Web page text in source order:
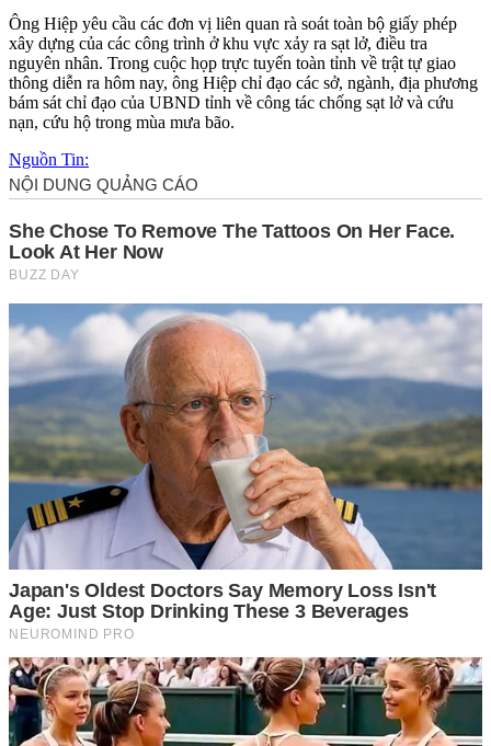
Ông Hiệp yêu cầu các đơn vị liên quan rà soát toàn bộ giấy phép
xây dựng của các công trình ở khu vực xảy ra sạt lở, điều tra
nguyên nhân. Trong cuộc họp trực tuyến toàn tỉnh về trật tự giao
thông diễn ra hôm nay, ông Hiệp chỉ đạo các sở, ngành, địa phương
bám sát chỉ đạo của UBND tỉnh về công tác chống sạt lở và cứu
nạn, cứu hộ trong mùa mưa bão.
Nguồn Tin: